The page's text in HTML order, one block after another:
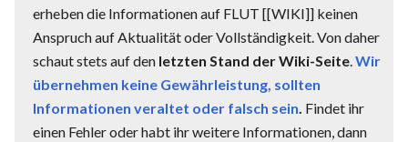
erheben die Informationen auf FLUT [[WIKI]] keinen
Anspruch auf Aktualität oder Vollständigkeit. Von daher
schaut stets auf den letzten Stand der Wiki-Seite.Wir
übernehmen keine Gewährleistung, sollten
Informationen veraltet oder falsch sein. Findet ihr
einen Fehler oder habt ihr weitere Informationen, dann